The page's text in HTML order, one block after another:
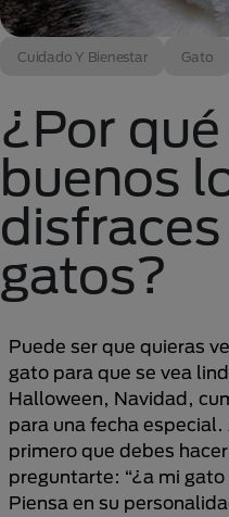
Cuidado Y Bienestar Gato
¿Por
buenos
gatos?
Puede ser que quieras
gato para que se vea
Halloween, Navidad,
para una fecha
primero que debes
preguntarte: “¿a mi
Piensa en su